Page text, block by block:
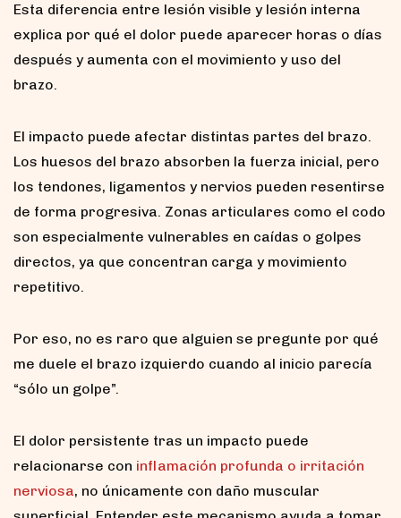
Esta diferencia entre lesión visible y lesión interna
explica por qué el dolor puede aparecer horas o días
después y aumenta con el movimiento y uso del
brazo.
El impacto puede afectar distintas partes del brazo.
Los huesos del brazo absorben la fuerza inicial, pero
los tendones, ligamentos y nervios pueden resentirse
de forma progresiva. Zonas articulares como el codo
son especialmente vulnerables en caídas o golpes
directos, ya que concentran carga y movimiento
repetitivo.
Por eso, no es raro que alguien se pregunte por qué
me duele el brazo izquierdo cuando al inicio parecía
“sólo un golpe”.
El dolor persistente tras un impacto puede
relacionarse con inflamación profunda o irritación
nerviosa, no únicamente con daño muscular